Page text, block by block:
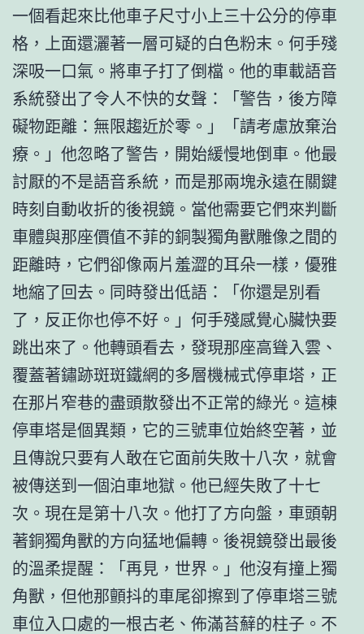
一個看起來比他車子尺寸小上三十公分的停車
格，上面還灑著一層可疑的白色粉末。何手殘
深吸一口氣。將車子打了倒檔。他的車載語音
系統發出了令人不快的女聲：「警告，後方障
礙物距離：無限趨近於零。」「請考慮放棄治
療。」他忽略了警告，開始緩慢地倒車。他最
討厭的不是語音系統，而是那兩塊永遠在關鍵
時刻自動收折的後視鏡。當他需要它們來判斷
車體與那座價值不菲的銅製獨角獸雕像之間的
距離時，它們卻像兩片羞澀的耳朵一樣，優雅
地縮了回去。同時發出低語：「你還是別看
了，反正你也停不好。」何手殘感覺心臟快要
跳出來了。他轉頭看去，發現那座高聳入雲、
覆蓋著鏽跡斑斑鐵網的多層機械式停車塔，正
在那片窄巷的盡頭散發出不正常的綠光。這棟
停車塔是個異類，它的三號車位始終空著，並
且傳說只要有人敢在它面前失敗十八次，就會
被傳送到一個泊車地獄。他已經失敗了十七
次。現在是第十八次。他打了方向盤，車頭朝
著銅獨角獸的方向猛地偏轉。後視鏡發出最後
的溫柔提醒：「再見，世界。」他沒有撞上獨
角獸，但他那顫抖的車尾卻擦到了停車塔三號
車位入口處的一根古老、佈滿苔蘚的柱子。不